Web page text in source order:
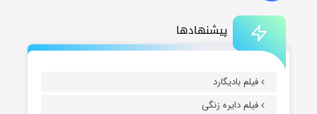
پیشنهادها
فیلم بادیگارد
فیلم دایره زنگی